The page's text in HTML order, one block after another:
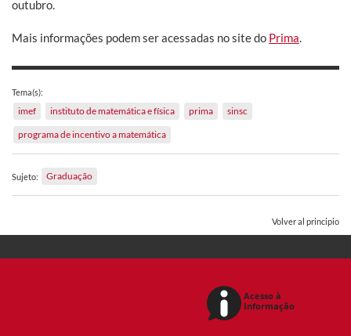
outubro.
Mais informações podem ser acessadas no site do Prima
Tema(s):
imef instituto de matemática e física prima
sinsc
programa de incentivo a matemática
Sujeto: Graduação
Volver al principio